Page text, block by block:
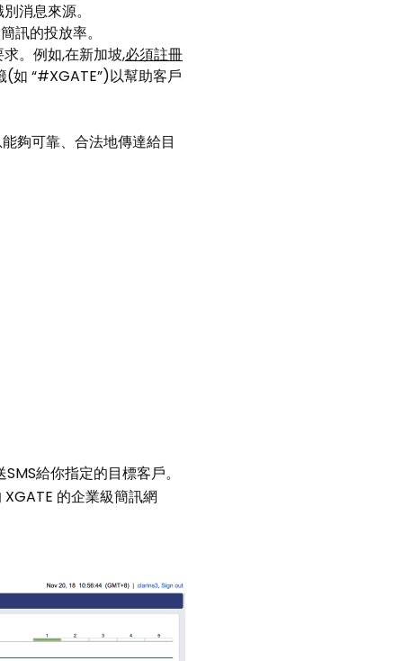
消息來源。
訊的投放率。
。例如,在新加坡,必須註冊
(如 “#XGATE”)以幫助客戶
夠可靠、合法地傳達給目
給你指定的目標客戶。
的企業級簡訊網